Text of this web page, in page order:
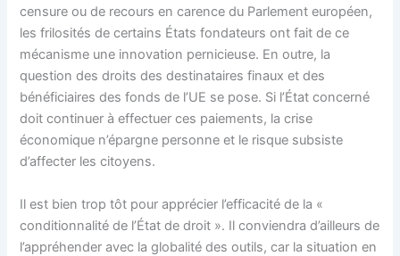
censure ou de recours en carence du Parlement européen,
les frilosités de certains États fondateurs ont fait de ce
mécanisme une innovation pernicieuse. En outre, la
question des droits des destinataires finaux et des
bénéficiaires des fonds de l’UE se pose. Si l’État concerné
doit continuer à effectuer ces paiements, la crise
économique n’épargne personne et le risque subsiste
d’affecter les citoyens.
Il est bien trop tôt pour apprécier l’efficacité de la «
conditionnalité de l’État de droit ». Il conviendra d’ailleurs de
l’appréhender avec la globalité des outils, car la situation en